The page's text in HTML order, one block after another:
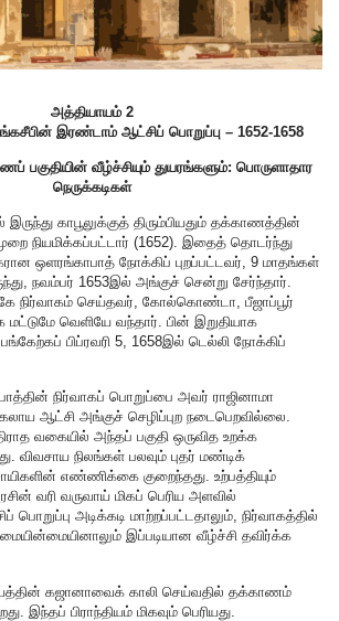
அத்தியாயம் 2
இரண்டாம் ஆட்சிப் பொறுப்பு – 1652-1658
பகுதியின் வீழ்ச்சியும் துயரங்களும்: பொருளாதார
நெருக்கடிகள்
காபூலுக்குத் திரும்பியதும் தக்காணத்தின்
நியமிக்கப்பட்டார் (1652). இதைத் தொடர்ந்து
ஒளரங்காபாத் நோக்கிப் புறப்பட்டவர், 9 மாதங்கள்
நவம்பர் 1653இல் அங்குச் சென்று சேர்ந்தார்.
நிர்வாகம் செய்தவர், கோல்கொண்டா, பீஜாப்பூர்
மட்டுமே வெளியே வந்தார். பின் இறுதியாக
பிப்ரவரி 5, 1658இல் டெல்லி நோக்கிப்
நிர்வாகப் பொறுப்பை அவர் ராஜினாமா
ஆட்சி அங்குச் செழிப்புற நடைபெறவில்லை.
வகையில் அந்தப் பகுதி ஒருவித உறக்க
விவசாய நிலங்கள் பலவும் புதர் மண்டிக்
எண்ணிக்கை குறைந்தது. உற்பத்தியும்
வரி வருவாய் மிகப் பெரிய அளவில்
பொறுப்பு அடிக்கடி மாற்றப்பட்டதாலும், நிர்வாகத்தில்
இப்படியான வீழ்ச்சி தவிர்க்க
கஜானாவைக் காலி செய்வதில் தக்காணம்
இந்தப் பிராந்தியம் மிகவும் பெரியது.